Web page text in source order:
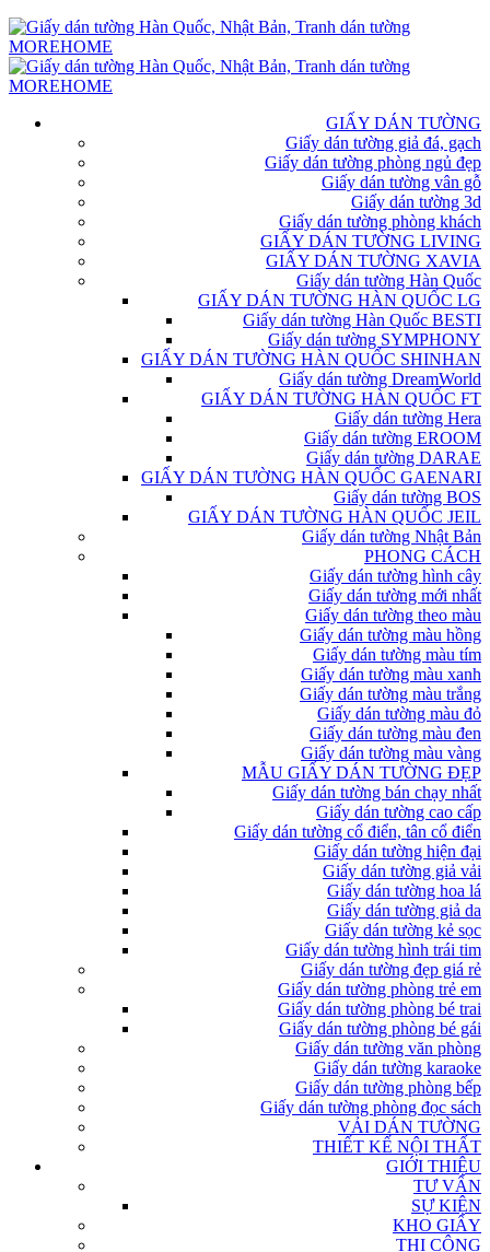
GIẤY DÁN TƯỜNG
Giấy dán tường giả đá, gạch
Giấy dán tường phòng ngủ đẹp
Giấy dán tường vân gỗ
Giấy dán tường 3d
Giấy dán tường phòng khách
GIẤY DÁN TƯỜNG LIVING
GIẤY DÁN TƯỜNG XAVIA
Giấy dán tường Hàn Quốc
GIẤY DÁN TƯỜNG HÀN QUỐC LG
Giấy dán tường Hàn Quốc BESTI
Giấy dán tường SYMPHONY
GIẤY DÁN TƯỜNG HÀN QUỐC SHINHAN
Giấy dán tường DreamWorld
GIẤY DÁN TƯỜNG HÀN QUỐC FT
Giấy dán tường Hera
Giấy dán tường EROOM
Giấy dán tường DARAE
GIẤY DÁN TƯỜNG HÀN QUỐC GAENARI
Giấy dán tường BOS
GIẤY DÁN TƯỜNG HÀN QUỐC JEIL
Giấy dán tường Nhật Bản
PHONG CÁCH
Giấy dán tường hình cây
Giấy dán tường mới nhất
Giấy dán tường theo màu
Giấy dán tường màu hồng
Giấy dán tường màu tím
Giấy dán tường màu xanh
Giấy dán tường màu trắng
Giấy dán tường màu đỏ
Giấy dán tường màu đen
Giấy dán tường màu vàng
MẪU GIẤY DÁN TƯỜNG ĐẸP
Giấy dán tường bán chạy nhất
Giấy dán tường cao cấp
Giấy dán tường cổ điển, tân cổ điển
Giấy dán tường hiện đại
Giấy dán tường giả vải
Giấy dán tường hoa lá
Giấy dán tường giả da
Giấy dán tường kẻ sọc
Giấy dán tường hình trái tim
Giấy dán tường đẹp giá rẻ
Giấy dán tường phòng trẻ em
Giấy dán tường phòng bé trai
Giấy dán tường phòng bé gái
Giấy dán tường văn phòng
Giấy dán tường karaoke
Giấy dán tường phòng bếp
Giấy dán tường phòng đọc sách
VẢI DÁN TƯỜNG
THIẾT KẾ NỘI THẤT
GIỚI THIỆU
TƯ VẤN
SỰ KIỆN
KHO GIẤY
THI CÔNG